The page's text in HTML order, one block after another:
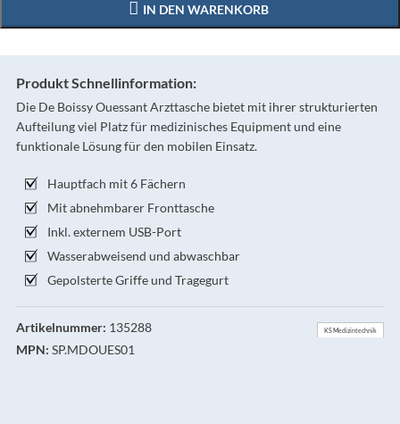
IN DEN WARENKORB
Produkt Schnellinformation:
Die De Boissy Ouessant Arzttasche bietet mit ihrer strukturierten
Aufteilung viel Platz für medizinisches Equipment und eine
funktionale Lösung für den mobilen Einsatz.
Hauptfach mit 6 Fächern
Mit abnehmbarer Fronttasche
Inkl. externem USB-Port
Wasserabweisend und abwaschbar
Gepolsterte Griffe und Tragegurt
Artikelnummer: 135288
MPN: SP.MDOUES01
KS Medizintechnik